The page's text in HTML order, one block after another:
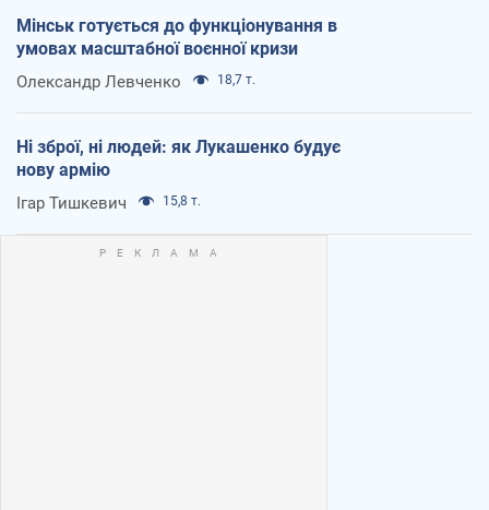
Мінськ готується до функціонування в
умовах масштабної воєнної кризи
Олександр Левченко 18,7 т.
Ні зброї, ні людей: як Лукашенко будує
нову армію
Ігар Тишкевич 15,8 т.